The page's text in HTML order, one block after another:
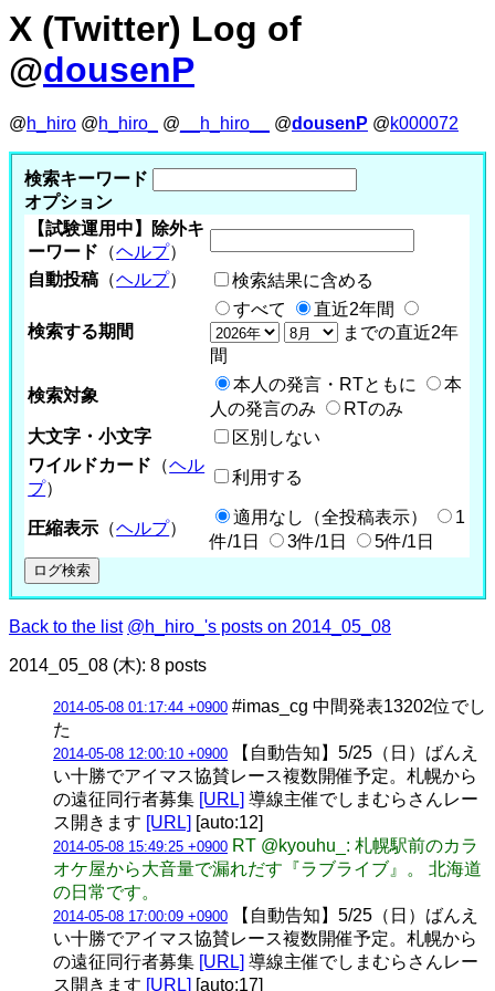
X (Twitter) Log of
@dousenP
@h_hiro @h_hiro_ @ __h_hiro__ @dousenP @k000072
検索キーワード
オプション
【試験運用中】除外キ
ーワード （ヘルプ）
自動投稿 （ヘルプ） 検索結果に含める
検索する期間
すべて
直近2年間
までの直近2年
間
検索対象
本人の発言・RTともに
本
人の発言のみ
RTのみ
大文字・小文字
区別しない
ワイルドカード （ヘル
プ）
利用する
圧縮表示 （ヘルプ）
適用なし（全投稿表示）
1
件/1日
3件/1日 5件/1日
Back to the list @h_hiro_'s posts on 2014_05_08
2014_05_08 (木): 8 posts
2014-05-08 01:17:44 +0900 #imas_cg 中間発表13202位でし
た
2014-05-08 12:00:10 +0900 【自動告知】5/25（日）ばんえ
い十勝でアイマス協賛レース複数開催予定。札幌から
の遠征同行者募集 [URL] 導線主催でしまむらさんレー
ス開きます [URL] [auto:12]
2014-05-08 15:49:25 +0900 RT @kyouhu_: 札幌駅前のカラ
オケ屋から大音量で漏れだす『ラブライブ』。 北海道
の日常です。
2014-05-08 17:00:09 +0900 【自動告知】5/25（日）ばんえ
い十勝でアイマス協賛レース複数開催予定。札幌から
の遠征同行者募集 [URL] 導線主催でしまむらさんレー
ス開きます [URL] [auto:17]